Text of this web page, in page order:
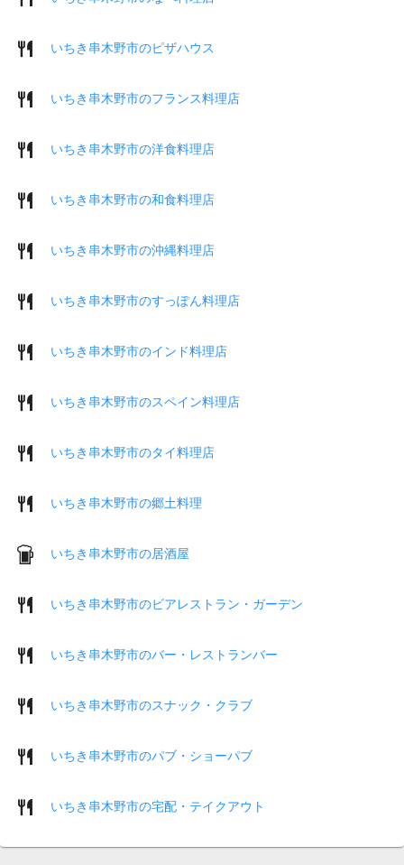
いちき串木野市のピザハウス
いちき串木野市のフランス料理店
いちき串木野市の洋食料理店
いちき串木野市の和食料理店
いちき串木野市の沖縄料理店
いちき串木野市のすっぽん料理店
いちき串木野市のインド料理店
いちき串木野市のスペイン料理店
いちき串木野市のタイ料理店
いちき串木野市の郷土料理
いちき串木野市の居酒屋
いちき串木野市のビアレストラン・ガーデン
いちき串木野市のバー・レストランバー
いちき串木野市のスナック・クラブ
いちき串木野市のパブ・ショーパブ
いちき串木野市の宅配・テイクアウト